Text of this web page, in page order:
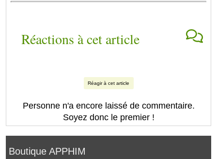
Boutique APPHIM
Réactions à cet article
Réagir à cet article
Personne n'a encore laissé de commentaire.
Soyez donc le premier !